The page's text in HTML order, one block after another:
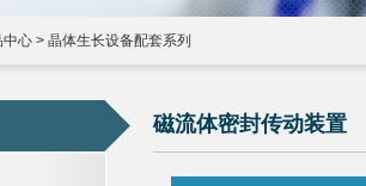
中心 > 晶体生长设备配套系列
磁流体密封传动装置